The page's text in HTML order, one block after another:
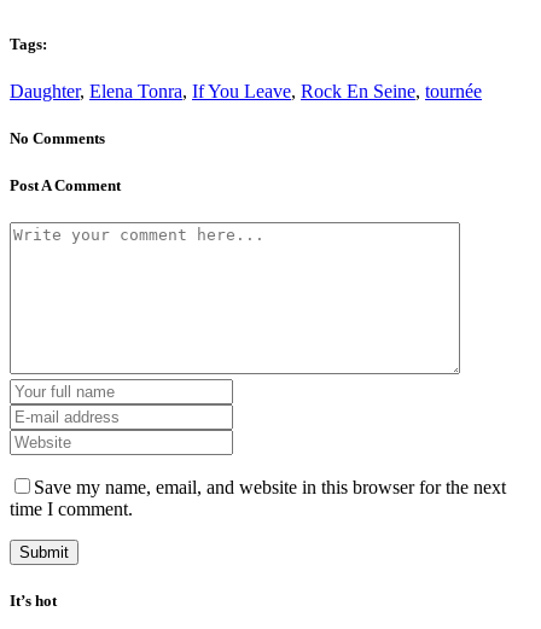
Tags:
Daughter, Elena Tonra, If You Leave, Rock En Seine, tournée
No Comments
Post A Comment
Save my name, email, and website in this browser for the next
time I comment.
It’s hot